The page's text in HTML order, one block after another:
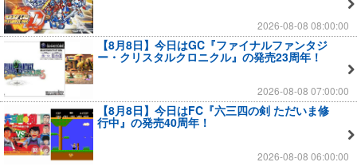
2026-08-08 08:00:00
【8月8日】今日はGC『ファイナルファンタジ
ー・クリスタルクロニクル』の発売23周年！
2026-08-08 07:00:00
【8月8日】今日はFC『六三四の剣 ただいま修
行中』の発売40周年！
2026-08-08 06:00:00